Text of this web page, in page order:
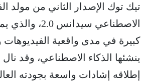
تيك توك الإصدار الثاني من مولد
الاصطناعي
كبيرة في مدى واقعية الفيديوهات
ينشئها الذكاء الاصطناعي، وقد نال
إطلاقه إشادات واسعة بجودته